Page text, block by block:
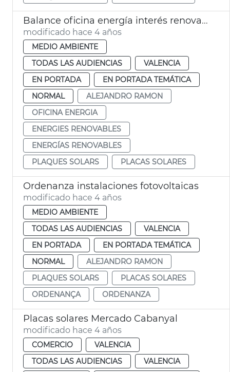
Balance oficina energía interés renovables
modificado hace 4 años
MEDIO AMBIENTE
TODAS LAS AUDIENCIAS
VALENCIA
EN PORTADA
EN PORTADA TEMÁTICA
NORMAL
ALEJANDRO RAMON
OFICINA ENERGIA
ENERGIES RENOVABLES
ENERGÍAS RENOVABLES
PLAQUES SOLARS
PLACAS SOLARES
Ordenanza instalaciones fotovoltaicas
modificado hace 4 años
MEDIO AMBIENTE
TODAS LAS AUDIENCIAS
VALENCIA
EN PORTADA
EN PORTADA TEMÁTICA
NORMAL
ALEJANDRO RAMON
PLAQUES SOLARS
PLACAS SOLARES
ORDENANÇA
ORDENANZA
Placas solares Mercado Cabanyal
modificado hace 4 años
COMERCIO
VALENCIA
TODAS LAS AUDIENCIAS
VALENCIA